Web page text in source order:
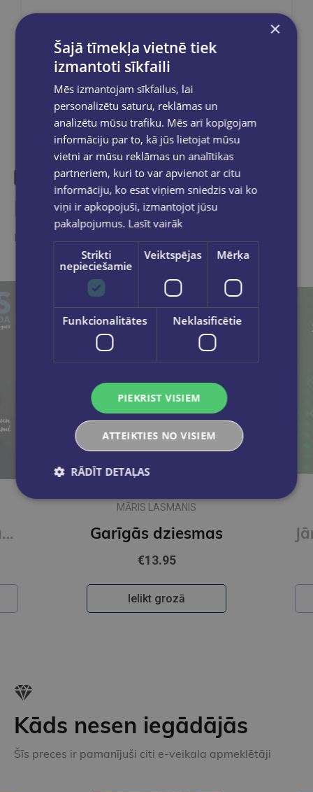
Dalies sociālajos tīklos:
Līdzīgas preces
Ieskaties, varbūt noder
Ģitāras stunda ar Gintu Purgaili. Vienkārši un saprotami
MĀRIS LASMANIS
Garīgās dziesmas
€13.95
Ielikt grozā
Kāds nesen iegādājās
Šīs preces ir pamanījuši citi e-veikala apmeklētāji
×
Šajā tīmekļa vietnē tiek
izmantoti sīkfaili
Mēs izmantojam sīkfailus, lai
personalizētu saturu, reklāmas un
analizētu mūsu trafiku. Mēs arī kopīgojam
informāciju par to, kā jūs lietojat mūsu
vietni ar mūsu reklāmas un analītikas
partneriem, kuri to var apvienot ar citu
informāciju, ko esat viņiem sniedzis vai ko
viņi ir apkopojuši, izmantojot jūsu
pakalpojumus. Lasīt vairāk
Strikti
nepieciešamie
Veiktspējas Mērķa
Funkcionalitātes Neklasificētie
PIEKRIST VISIEM
ATTEIKTIES NO VISIEM
RĀDĪT DETAĻAS